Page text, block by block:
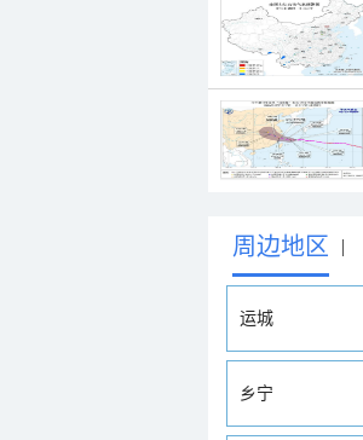
周边地区 |
运城
乡宁